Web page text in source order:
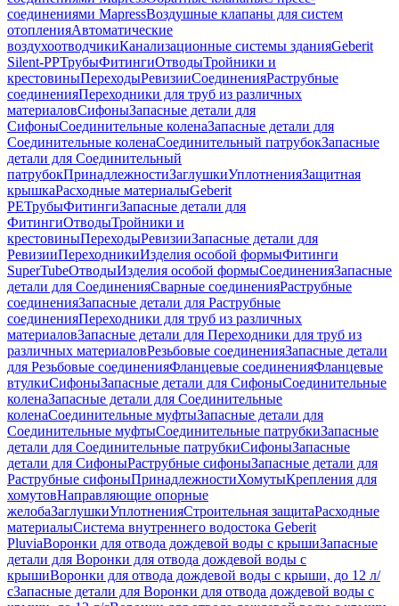
соединениями MapressВоздушные клапаны для систем
отопленияАвтоматические
воздухоотводчикиКанализационные системы зданияGeberit
Silent-PPТрубыФитингиОтводыТройники и
крестовиныПереходыРевизииСоединенияРаструбные
соединенияПереходники для труб из различных
материаловСифоныЗапасные детали для
СифоныСоединительные коленаЗапасные детали для
Соединительные коленаСоединительный патрубокЗапасные
детали для Соединительный
патрубокПринадлежностиЗаглушкиУплотненияЗащитная
крышкаРасходные материалыGeberit
PEТрубыФитингиЗапасные детали для
ФитингиОтводыТройники и
крестовиныПереходыРевизииЗапасные детали для
РевизииПереходникиИзделия особой формыФитинги
SuperTubeОтводыИзделия особой формыСоединенияЗапасные
детали для СоединенияСварные соединенияРаструбные
соединенияЗапасные детали для Раструбные
соединенияПереходники для труб из различных
материаловЗапасные детали для Переходники для труб из
различных материаловРезьбовые соединенияЗапасные детали
для Резьбовые соединенияФланцевые соединенияФланцевые
втулкиСифоныЗапасные детали для СифоныСоединительные
коленаЗапасные детали для Соединительные
коленаСоединительные муфтыЗапасные детали для
Соединительные муфтыСоединительные патрубкиЗапасные
детали для Соединительные патрубкиСифоныЗапасные
детали для СифоныРаструбные сифоныЗапасные детали для
Раструбные сифоныПринадлежностиХомутыКрепления для
хомутовНаправляющие опорные
желобаЗаглушкиУплотненияСтроительная защитаРасходные
материалыСистема внутреннего водостока Geberit
PluviaВоронки для отвода дождевой воды с крышиЗапасные
детали для Воронки для отвода дождевой воды с
крышиВоронки для отвода дождевой воды с крыши, до 12 л/
сЗапасные детали для Воронки для отвода дождевой воды с